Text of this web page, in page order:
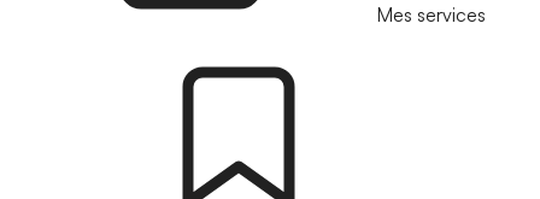
Mes services